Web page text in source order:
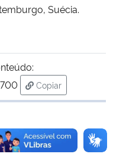
Suécia.
Copiar
para área de